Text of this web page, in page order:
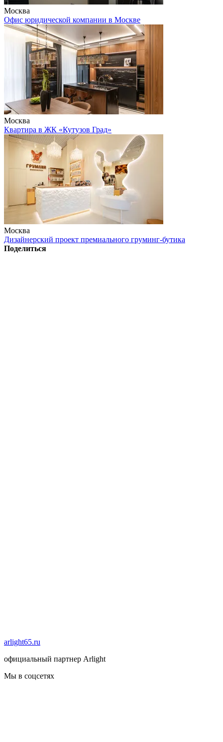
Москва
Офис юридической компании в Москве
Москва
Квартира в ЖК «Кутузов Град»
Москва
Дизайнерский проект премиального груминг-бутика
Поделиться
arlight65.ru
официальный партнер Arlight
Мы в соцсетях